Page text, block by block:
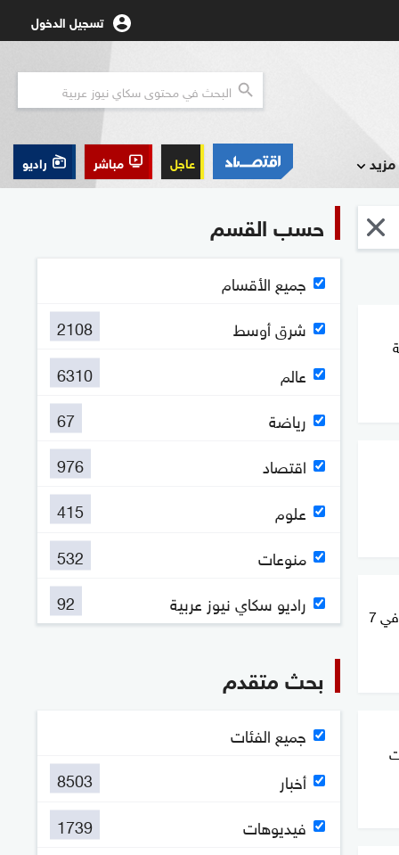
تسجيل الدخول
مزيد عاجل مباشر راديو
هجوم سيبراني يطال أنظمة المياه في 7
حسب القسم
جميع الأقسام
شرق أوسط
2108
عالم
6310
رياضة
67
اقتصاد
976
علوم
415
منوعات
532
راديو سكاي نيوز عربية
92
بحث متقدم
جميع الفئات
أخبار
8503
فيديوهات
1739